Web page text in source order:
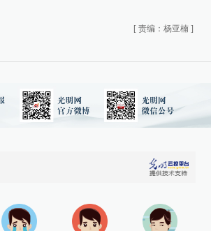
[ 责编：杨亚楠 ]